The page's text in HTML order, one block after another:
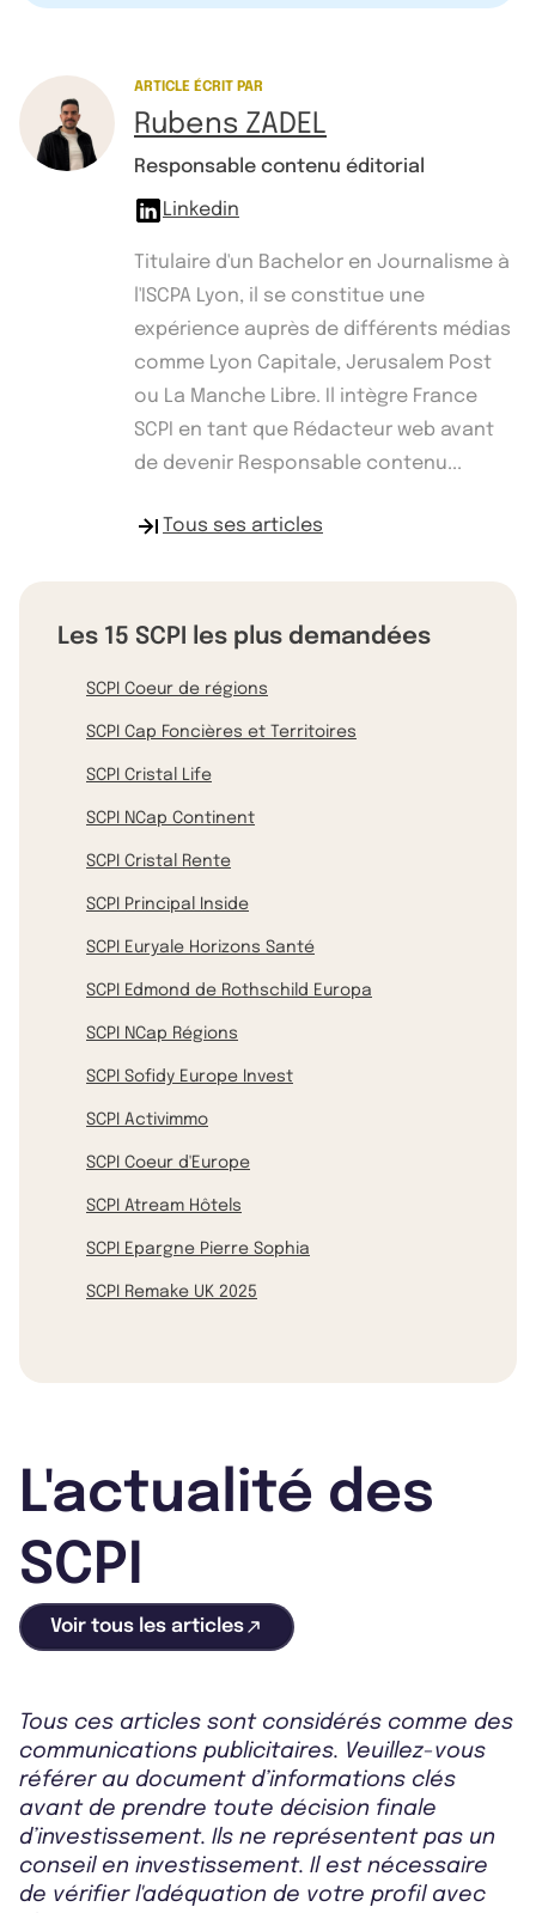
ARTICLE ÉCRIT PAR
Rubens ZADEL
Responsable contenu éditorial
Linkedin
Titulaire d'un Bachelor en Journalisme à
l'ISCPA Lyon, il se constitue une
expérience auprès de différents médias
comme Lyon Capitale, Jerusalem Post
ou La Manche Libre. Il intègre France
SCPI en tant que Rédacteur web avant
de devenir Responsable contenu...
Tous ses articles
Les 15 SCPI les plus demandées
SCPI Coeur de régions
SCPI Cap Foncières et Territoires
SCPI Cristal Life
SCPI NCap Continent
SCPI Cristal Rente
SCPI Principal Inside
SCPI Euryale Horizons Santé
SCPI Edmond de Rothschild Europa
SCPI NCap Régions
SCPI Sofidy Europe Invest
SCPI Activimmo
SCPI Coeur d'Europe
SCPI Atream Hôtels
SCPI Epargne Pierre Sophia
SCPI Remake UK 2025
L'actualité des
SCPI
Voir tous les articles
Tous ces articles sont considérés comme des
communications publicitaires. Veuillez-vous
référer au document d’informations clés
avant de prendre toute décision finale
d’investissement. Ils ne représentent pas un
conseil en investissement. Il est nécessaire
de vérifier l'adéquation de votre profil avec